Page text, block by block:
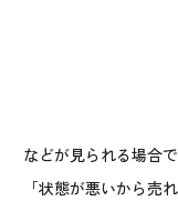
などが見られる場合
「状態が悪いから売